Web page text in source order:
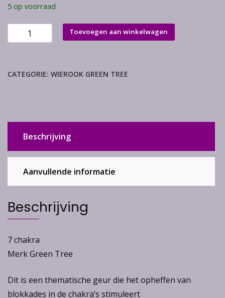
5 op voorraad
chakra
aantal
Toevoegen aan winkelwagen
CATEGORIE: WIEROOK GREEN TREE
Beschrijving
Aanvullende informatie
Beschrijving
7 chakra
Merk Green Tree
Dit is een thematische geur die het opheffen van
blokkades in de chakra’s stimuleert